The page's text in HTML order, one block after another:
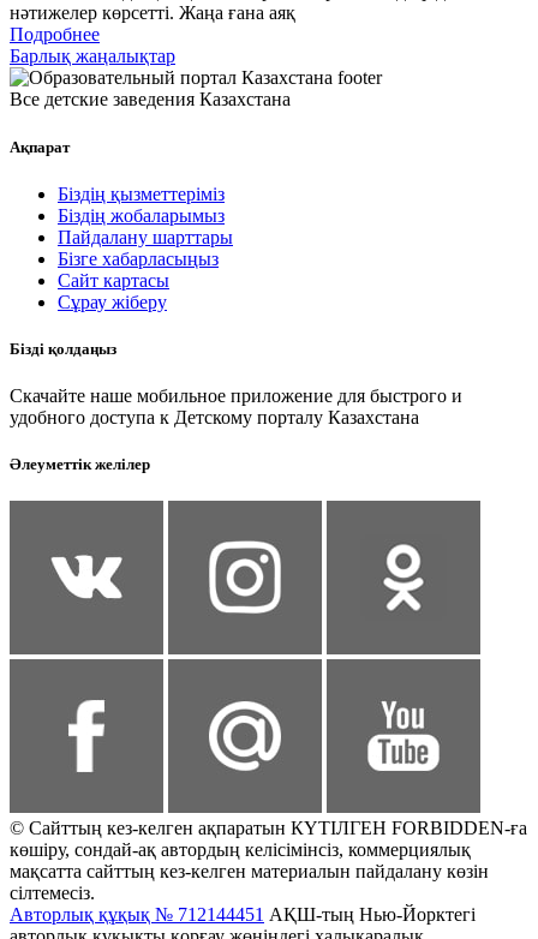
нәтижелер көрсетті. Жаңа ғана аяқ
Подробнее
Барлық жаңалықтар
Все детские заведения Казахстана
Ақпарат
Біздің қызметтеріміз
Біздің жобаларымыз
Пайдалану шарттары
Бізге хабарласыңыз
Сайт картасы
Сұрау жіберу
Бізді қолдаңыз
Скачайте наше мобильное приложение для быстрого и
удобного доступа к Детскому порталу Казахстана
Әлеуметтік желілер
© Сайттың кез-келген ақпаратын КҮТІЛГЕН FORBIDDEN-ға
көшіру, сондай-ақ автордың келісімінсіз, коммерциялық
мақсатта сайттың кез-келген материалын пайдалану көзін
сілтемесіз.
Авторлық құқық № 712144451 АҚШ-тың Нью-Йорктегі